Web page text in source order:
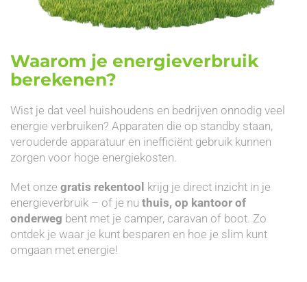
Waarom je energieverbruik
berekenen?
Wist je dat veel huishoudens en bedrijven onnodig veel
energie verbruiken? Apparaten die op standby staan,
verouderde apparatuur en inefficiënt gebruik kunnen
zorgen voor hoge energiekosten.
Met onze gratis rekentool krijg je direct inzicht in je
energieverbruik – of je nu thuis, op kantoor of
onderweg bent met je camper, caravan of boot. Zo
ontdek je waar je kunt besparen en hoe je slim kunt
omgaan met energie!